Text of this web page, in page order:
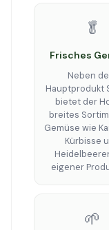
🥬
Frisches
Neben
Hauptprodukt
bietet der
breites
Gemüse wie
Kürbisse
eigener
🌱